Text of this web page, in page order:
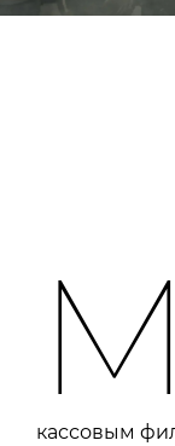
М
кассовым